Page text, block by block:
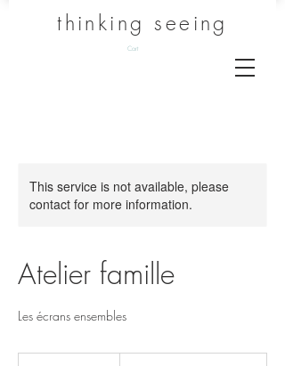
thinking seeing
Cart
This service is not available, please
contact for more information.
Atelier famille
Les écrans ensembles